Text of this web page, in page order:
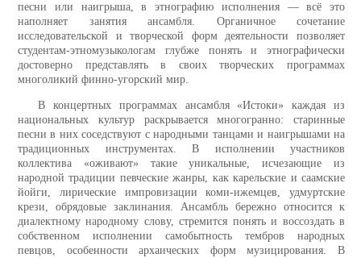
песни или наигрыша, в этнографию исполнения — всё это
наполняет занятия ансамбля. Органичное сочетание
исследовательской и творческой форм деятельности позволяет
студентам-этномузыкологам глубже понять и этнографически
достоверно представлять в своих творческих программах
многоликий финно-угорский мир.
В концертных программах ансамбля «Истоки» каждая из
национальных культур раскрывается многогранно: старинные
песни в них соседствуют с народными танцами и наигрышами на
традиционных инструментах. В исполнении участников
коллектива «оживают» такие уникальные, исчезающие из
народной традиции певческие жанры, как карельские и саамские
йойги, лирические импровизации коми-ижемцев, удмуртские
крези, обрядовые заклинания. Ансамбль бережно относится к
диалектному народному слову, стремится понять и воссоздать в
собственном исполнении самобытность тембров народных
певцов, особенности архаических форм музицирования. В